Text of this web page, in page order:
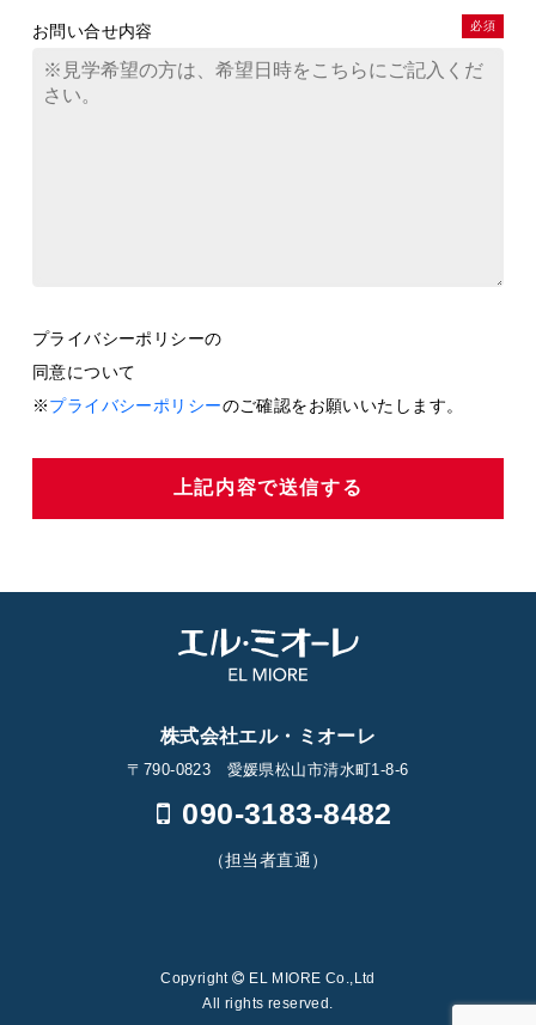
お問い合せ内容 必須
プライバシーポリシーの
同意について
※プライバシーポリシーのご確認をお願いいたします。
株式会社エル・ミオーレ
〒790-0823 愛媛県松山市清水町1-8-6
090-3183-8482
（担当者直通）
Copyright
EL MIORE Co.,Ltd
All rights reserved.